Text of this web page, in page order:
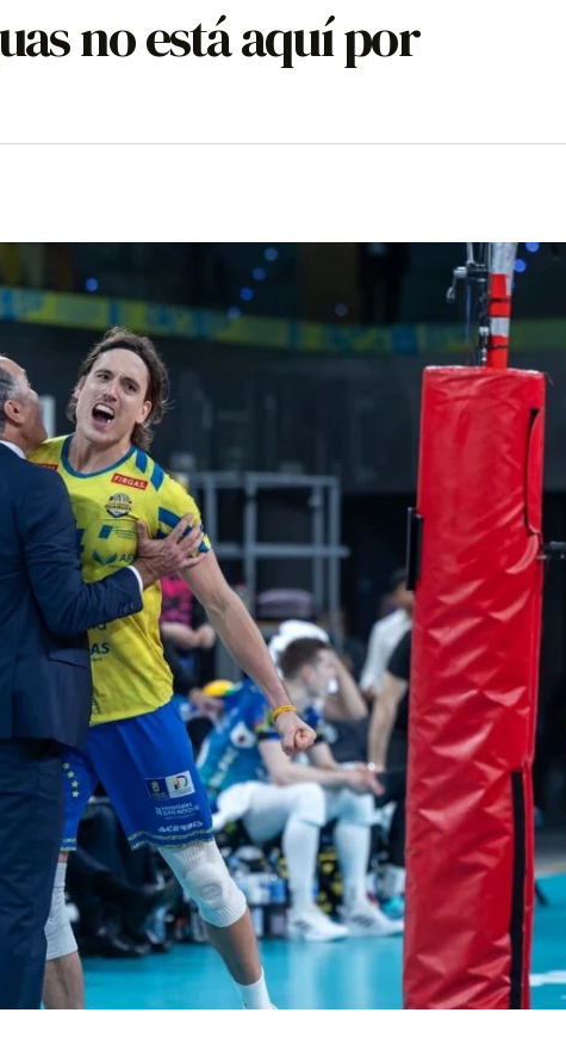
no está aquí por